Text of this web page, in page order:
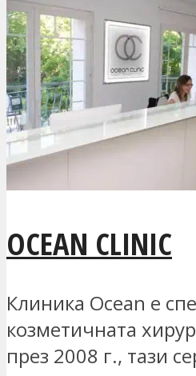
OCEAN CLINIC
Клиника Ocean е
козметичната
през 2008 г., тази